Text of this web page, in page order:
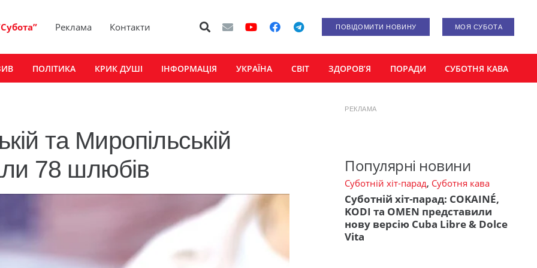
Реклама Контакти ПОВІДОМИТИ НОВИНУ МОЯ СУБОТА
ПОЛІТИКА КРИК ДУШІ ІНФОРМАЦІЯ УКРАЇНА СВІТ ЗДОРОВ’Я ПОРАДИ СУБОТНЯ КАВА
та Миропільській
78 шлюбів
РЕКЛАМА
Популярні новини
Суботній хіт-парад, Суботня кава
Суботній хіт-парад: COKAINÉ,
KODI та OMEN представили
нову версію Cuba Libre & Dolce
Vita